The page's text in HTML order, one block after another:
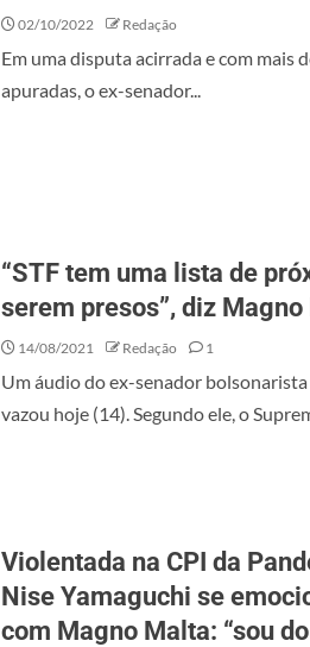
02/10/2022 Redação
Em uma disputa acirrada e com mais
apuradas, o ex-senador...
“STF tem uma lista de
serem presos”, diz
14/08/2021 Redação 1
Um áudio do ex-senador
vazou hoje (14). Segundo ele, o
Violentada na CPI da
Nise Yamaguchi se
com Magno Malta: “sou